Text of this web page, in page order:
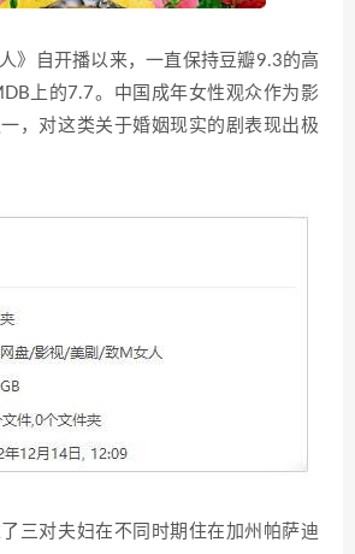
》自开播以来，一直保持豆瓣9.3的高
上的7.7。中国成年女性观众作为影
，对这类关于婚姻现实的剧表现出极
了三对夫妇在不同时期住在加州帕萨迪